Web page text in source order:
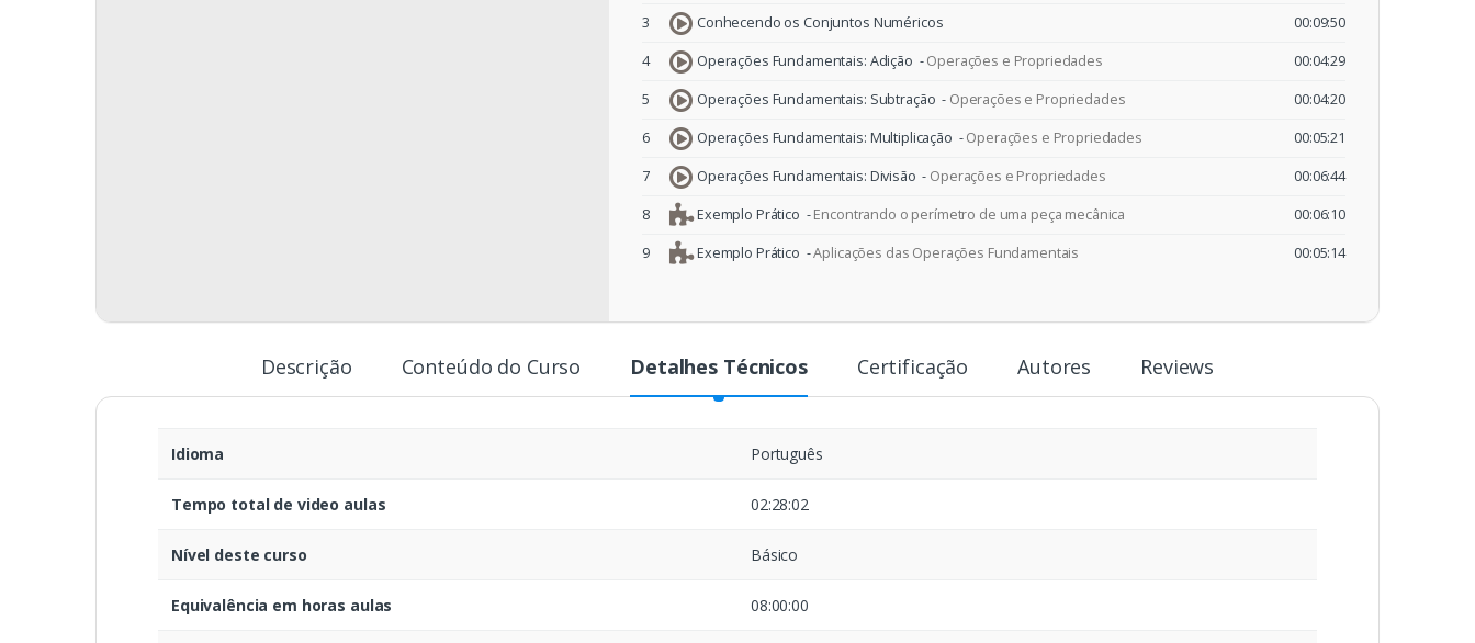
3 Conhecendo os Conjuntos Numéricos 00:09:50
4 Operações Fundamentais: Adição -Operações e Propriedades 00:04:29
5 Operações Fundamentais: Subtração - Operações e Propriedades 00:04:20
6 Operações Fundamentais: Multiplicação -Operações e Propriedades 00:05:21
7 Operações Fundamentais: Divisão - Operações e Propriedades 00:06:44
8 Exemplo Prático -Encontrando o perímetro de uma peça mecânica 00:06:10
9 Exemplo Prático -Aplicações das Operações Fundamentais 00:05:14
Descrição Conteúdo do Curso Detalhes Técnicos Certificação Autores Reviews
Idioma Português
Tempo total de video aulas 02:28:02
Nível deste curso Básico
Equivalência em horas aulas 08:00:00